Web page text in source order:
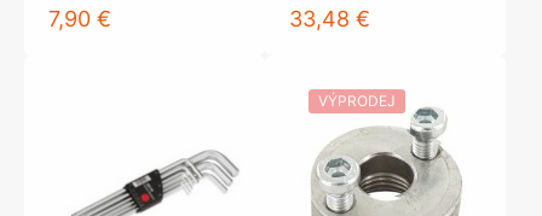
7,90 € 33,48 €
VÝPRODEJ